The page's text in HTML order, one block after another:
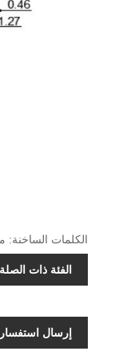
الكلمات
الفئة ذات الصلة
إرسال استفسار